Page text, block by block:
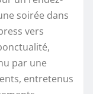
soirée dans
vers
par une
entretenus